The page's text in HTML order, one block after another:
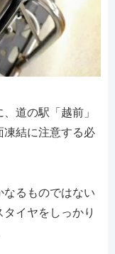
道の駅「越前」
凍結に注意する必
なるものではない
イヤをしっかり